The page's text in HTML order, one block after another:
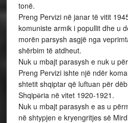
tonë.
Preng Pervizi në janar të vitit
komuniste armik i popullit dhe u
morën parsysh asgjë nga
shërbim të atdheut.
Nuk u mbajt parasysh e nuk u
Preng Pervizi ishte një ndër
shtetit shqiptar që luftuan për
Shqipӫria në vitet 1920-1921.
Nuk u mbajt parasysh e as u
në shtypjen e kryengritjes së